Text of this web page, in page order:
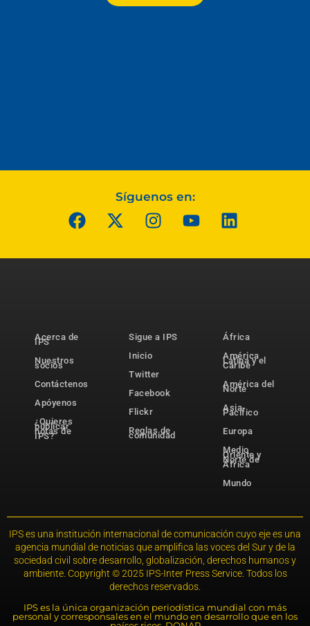
Síguenos en:
Acerca de
IPS
Nuestros
socios
Contáctenos
Apóyenos
¿Quieres
publicar
notas de
IPS?
Sigue a IPS
Inicio
Twitter
Facebook
Flickr
Reglas de
comunidad
África
América
Latina y el
Caribe
América del
Norte
Asia-
Pacífico
Europa
Medio
Oriente y
Norte de
África
Mundo
IPS es una institución internacional de comunicación cuyo eje es una
agencia mundial de noticias que amplifica las voces del Sur y de la
sociedad civil sobre desarrollo, globalización, derechos humanos y
ambiente. Copyright © 2025 IPS-Inter Press Service. Todos los
derechos reservados.
IPS es la única organización periodística mundial con más
personal y corresponsales en el mundo en desarrollo que en los